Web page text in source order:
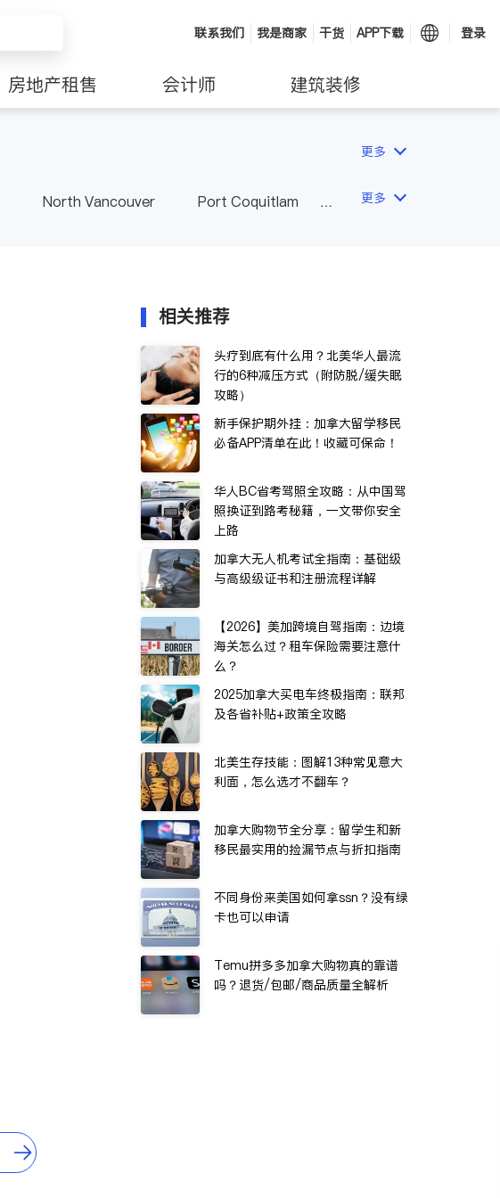
联系我们 我是商家 干货 APP下载 登录
房地产租售 会计师 建筑装修
更多
North Vancouver
Port Coquitlam
更多
相关推荐
头疗到底有什么用？北美华人最流
行的6种减压方式（附防脱/缓失眠
攻略）
新手保护期外挂：加拿大留学移民
必备APP清单在此！收藏可保命！
华人BC省考驾照全攻略：从中国驾
照换证到路考秘籍，一文带你安全
上路
加拿大无人机考试全指南：基础级
与高级级证书和注册流程详解
【2026】美加跨境自驾指南：边境
海关怎么过？租车保险需要注意什
么？
2025加拿大买电车终极指南：联邦
及各省补贴+政策全攻略
北美生存技能：图解13种常见意大
利面，怎么选才不翻车？
加拿大购物节全分享：留学生和新
移民最实用的捡漏节点与折扣指南
不同身份来美国如何拿ssn？没有绿
卡也可以申请
Temu拼多多加拿大购物真的靠谱
吗？退货/包邮/商品质量全解析